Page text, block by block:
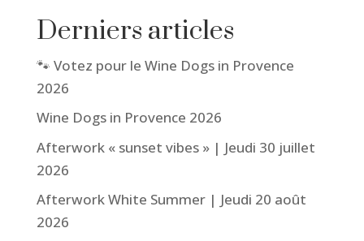
Derniers articles
🐾 Votez pour le Wine Dogs in Provence
2026
Wine Dogs in Provence 2026
Afterwork « sunset vibes » | Jeudi 30 juillet
2026
Afterwork White Summer | Jeudi 20 août
2026